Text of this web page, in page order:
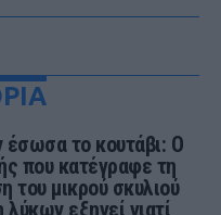
έσωσα το κουτάβι: Ο
που κατέγραφε τη
του μικρού σκυλιού
λύκων εξηγεί γιατί